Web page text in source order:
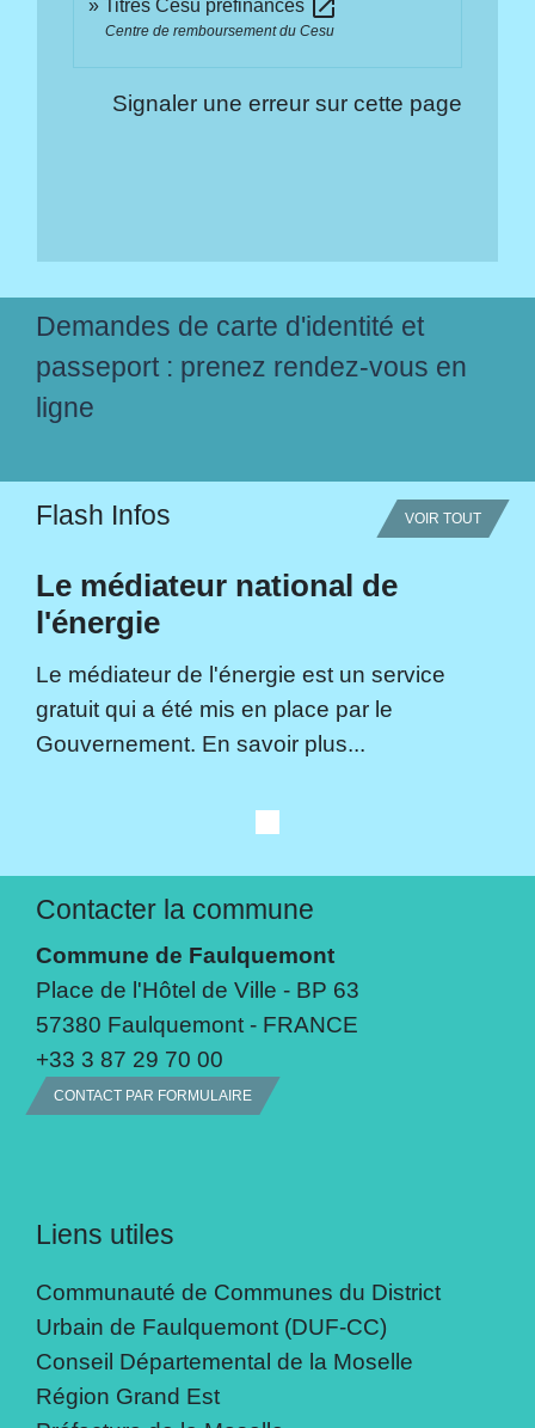
Titres Cesu préfinancés open_in_new
Centre de remboursement du Cesu
Signaler une erreur sur cette page
Demandes de carte d'identité et
passeport : prenez rendez-vous en
ligne
Flash Infos VOIR TOUT
Le médiateur national de
l'énergie
Le médiateur de l'énergie est un service
gratuit qui a été mis en place par le
Gouvernement. En savoir plus...
Contacter la commune
Commune de Faulquemont
Place de l'Hôtel de Ville - BP 63
57380 Faulquemont - FRANCE
+33 3 87 29 70 00
CONTACT PAR FORMULAIRE
Liens utiles
Communauté de Communes du District
Urbain de Faulquemont (DUF-CC)
Conseil Départemental de la Moselle
Région Grand Est